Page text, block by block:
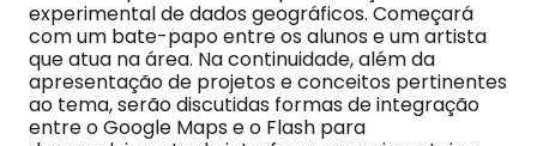
experimental de dados geográficos. Começará
com um bate-papo entre os alunos e um artista
que atua na área. Na continuidade, além da
apresentação de projetos e conceitos pertinentes
ao tema, serão discutidas formas de integração
entre o Google Maps e o Flash para